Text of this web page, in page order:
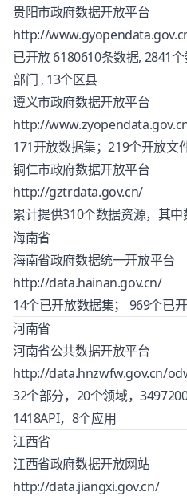
贵阳市政府数据开放平台
http://
已开放 6180610条数据, 2841
部门 , 13个区县
遵义市政府数据开放平台
http://
171开放数据集；219个开放文
铜仁市政府数据开放平台
http://gztrdata.gov.cn/
累计提供310个数据资源，其
海南省
海南省政府数据统一开放平台
http://data.hainan.gov.cn/
14个已开放数据集； 969个已
河南省
河南省公共数据开放平台
http://data.hnzwfw.gov.cn/
32个部分，20个领域，
1418API，8个应用
江西省
江西省政府数据开放网站
http://data.jiangxi.gov.cn/